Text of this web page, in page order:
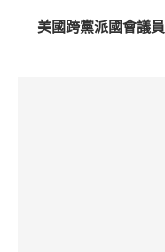
美國跨黨派國會議